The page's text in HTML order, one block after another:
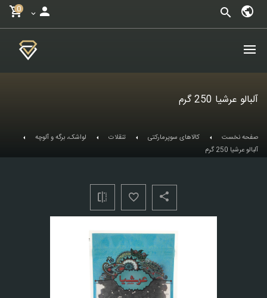
0
آلبالو عرشیا 250 گرم
صفحه نخست کالاهای سوپرمارکتی تنقلات
لواشک، برگه و آلوچه
آلبالو عرشیا 250 گرم